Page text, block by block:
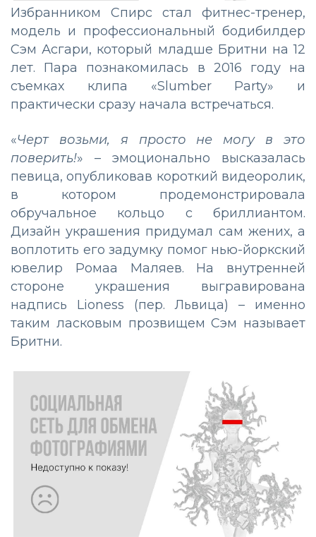
Избранником Спирс стал фитнес-тренер,
модель и профессиональный бодибилдер
Сэм Асгари, который младше Бритни на 12
лет. Пара познакомилась в 2016 году на
съемках клипа «Slumber Party» и
практически сразу начала встречаться.
«Черт возьми, я просто не могу в это
поверить!» – эмоционально высказалась
певица, опубликовав короткий видеоролик,
в котором продемонстрировала
обручальное кольцо с бриллиантом.
Дизайн украшения придумал сам жених, а
воплотить его задумку помог нью-йоркский
ювелир Ромаа Маляев. На внутренней
стороне украшения выгравирована
надпись Lioness (пер. Львица) – именно
таким ласковым прозвищем Сэм называет
Бритни.